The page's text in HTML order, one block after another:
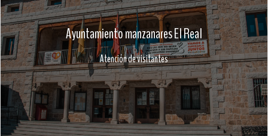
Ayuntamiento manzanares El Real
Atención de visitantes